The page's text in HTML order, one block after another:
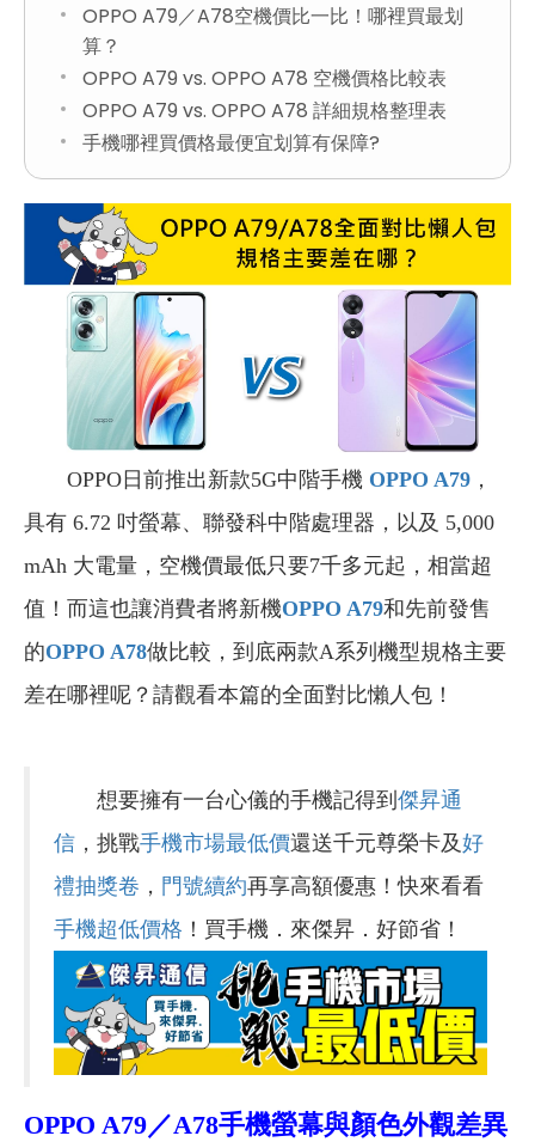
OPPO A79／A78空機價比一比！哪裡買最划
算？
OPPO A79 vs. OPPO A78 空機價格比較表
OPPO A79 vs. OPPO A78 詳細規格整理表
手機哪裡買價格最便宜划算有保障?
OPPO日前推出新款5G中階手機 OPPO A79 ，
具有 6.72 吋螢幕、聯發科中階處理器，以及 5,000
mAh 大電量，空機價最低只要7千多元起，相當超
值！而這也讓消費者將新機OPPO A79和先前發售
的OPPO A78做比較，到底兩款A系列機型規格主要
差在哪裡呢？請觀看本篇的全面對比懶人包！
想要擁有一台心儀的手機記得到 傑昇通
信 ，挑戰手機市場最低價還送千元尊榮卡及好
禮抽獎卷 ， 門號續約再享高額優惠！快來看看
手機超低價格 ！買手機．來傑昇．好節省！
OPPO A79／A78手機螢幕與顏色外觀差異